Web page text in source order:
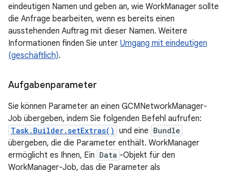
eindeutigen Namen und geben an, wie WorkManager sollte
die Anfrage bearbeiten, wenn es bereits einen
ausstehenden Auftrag mit dieser Namen. Weitere
Informationen finden Sie unter Umgang mit eindeutigen
(geschäftlich).
Aufgabenparameter
Sie können Parameter an einen GCMNetworkManager-
Job übergeben, indem Sie folgenden Befehl aufrufen:
Task.Builder.setExtras() und eine Bundle
übergeben, die die Parameter enthält. WorkManager
ermöglicht es Ihnen, Ein Data -Objekt für den
WorkManager-Job, das die Parameter als